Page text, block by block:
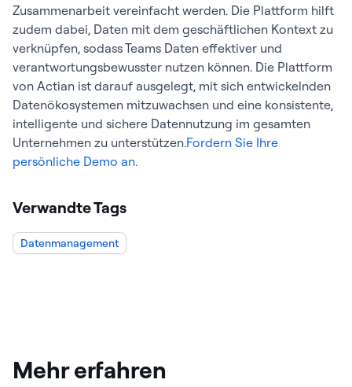
Zusammenarbeit vereinfacht werden. Die Plattform hilft
zudem dabei, Daten mit dem geschäftlichen Kontext zu
verknüpfen, sodass Teams Daten effektiver und
verantwortungsbewusster nutzen können. Die Plattform
von Actian ist darauf ausgelegt, mit sich entwickelnden
Datenökosystemen mitzuwachsen und eine konsistente,
intelligente und sichere Datennutzung im gesamten
Unternehmen zu unterstützen.Fordern Sie Ihre
persönliche Demo an.
Verwandte Tags
Datenmanagement
Mehr erfahren